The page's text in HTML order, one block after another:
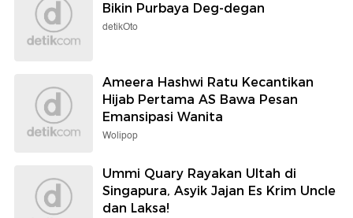
Bikin Purbaya Deg-degan
detikOto
Ameera Hashwi Ratu Kecantikan
Hijab Pertama AS Bawa Pesan
Emansipasi Wanita
Wolipop
Ummi Quary Rayakan Ultah di
Singapura, Asyik Jajan Es Krim Uncle
dan Laksa!